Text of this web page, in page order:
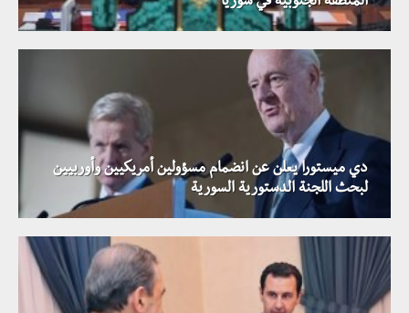
دي ميستورا يعلن عن انضمام مسؤولين أمريكيين وأوربيين
لبحث اللجنة الدستورية السورية